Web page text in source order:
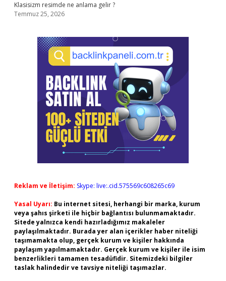
Klasisizm resimde ne anlama gelir ?
Temmuz 25, 2026
Reklam ve İletişim: Skype: live:.cid.575569c608265c69
Yasal Uyarı: Bu internet sitesi, herhangi bir marka, kurum
veya şahıs şirketi ile hiçbir bağlantısı bulunmamaktadır.
Sitede yalnızca kendi hazırladığımız makaleler
paylaşılmaktadır. Burada yer alan içerikler haber niteliği
taşımamakta olup, gerçek kurum ve kişiler hakkında
paylaşım yapılmamaktadır. Gerçek kurum ve kişiler ile isim
benzerlikleri tamamen tesadüfidir. Sitemizdeki bilgiler
taslak halindedir ve tavsiye niteliği taşımazlar.